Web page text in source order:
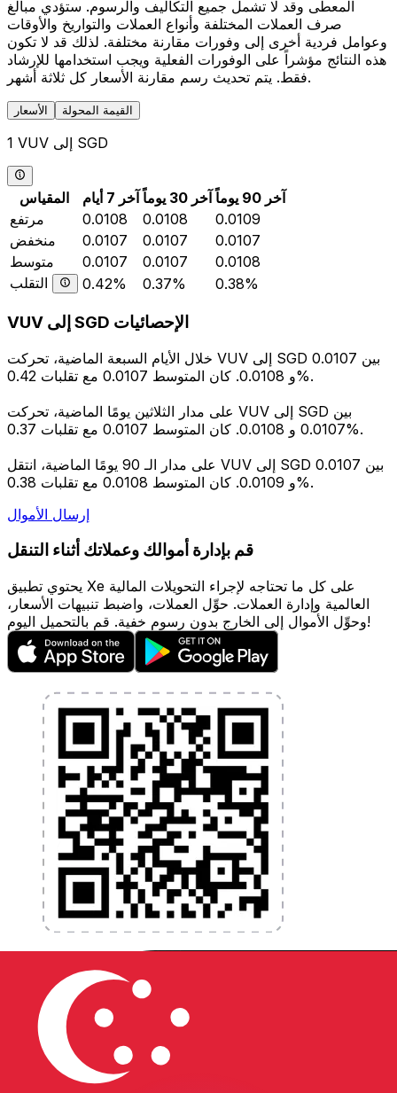
المعطى وقد لا تشمل جميع التكاليف والرسوم. ستؤدي مبالغ
صرف العملات المختلفة وأنواع العملات والتواريخ والأوقات
وعوامل فردية أخرى إلى وفورات مقارنة مختلفة. لذلك قد لا تكون
هذه النتائج مؤشراً على الوفورات الفعلية ويجب استخدامها للإرشاد
فقط. يتم تحديث رسم مقارنة الأسعار كل ثلاثة أشهر.
الأسعار القيمة المحولة
1 VUV إلى SGD
المقياس آخر 7 أيام آخر 30 يوماً
آخر 90 يوماً
مرتفع
0.0108 0.0108
0.0109
منخفض
0.0107 0.0107
0.0107
متوسط
0.0107 0.0107
0.0108
التقلب
0.42% 0.37% 0.38%
VUV إلى SGD الإحصائيات
خلال الأيام السبعة الماضية، تحركت VUV إلى SGD بين 0.0107
و 0.0108. كان المتوسط 0.0107 مع تقلبات 0.42%.
على مدار الثلاثين يومًا الماضية، تحركت VUV إلى SGD بين
0.0107 و 0.0108. كان المتوسط 0.0107 مع تقلبات 0.37%.
على مدار الـ 90 يومًا الماضية، انتقل VUV إلى SGD بين 0.0107
و 0.0109. كان المتوسط 0.0108 مع تقلبات 0.38%.
إرسال الأموال
قم بإدارة أموالك وعملاتك أثناء التنقل
يحتوي تطبيق Xe على كل ما تحتاجه لإجراء التحويلات المالية
العالمية وإدارة العملات. حوِّل العملات، واضبط تنبيهات الأسعار،
وحوِّل الأموال إلى الخارج بدون رسوم خفية. قم بالتحميل اليوم!